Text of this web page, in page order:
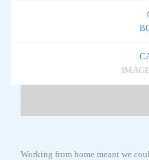
Working from home meant we